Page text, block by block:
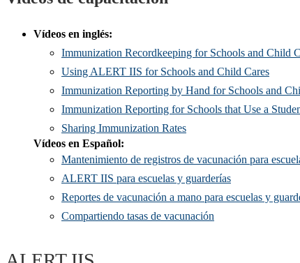
Vídeos en inglés:
Immunization Recordkeeping for Schools and Child
Using ALERT IIS for Schools and Child Cares
Immunization Reporting by Hand for Schools and
Immunization Reporting for Schools that Use a
Sharing Immunization Rates
Vídeos en Español:
Mantenimiento de registros de vacunación para
ALERT IIS para escuelas y guarderías
Reportes de vacunación a mano para escuelas y
Compartiendo tasas de vacunación